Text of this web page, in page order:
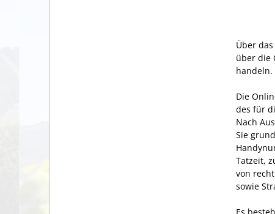
Über
über die
handeln.
Die
des für
Nach
Sie
Tatzeit,
von
sowie